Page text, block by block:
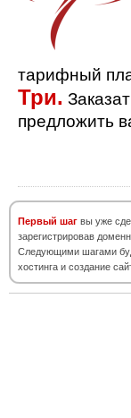
тарифный
Три.
предложить
Первый шаг вы уже
зарегистрировав
Следующими шагами
хостинга и создание